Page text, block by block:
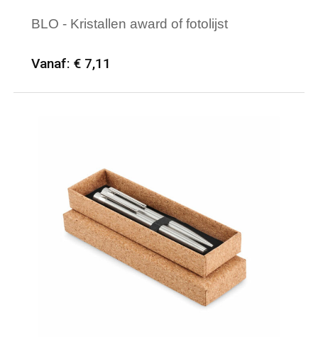
BLO - Kristallen award of fotolijst
Vanaf: € 7,11
Minimale afname: 12